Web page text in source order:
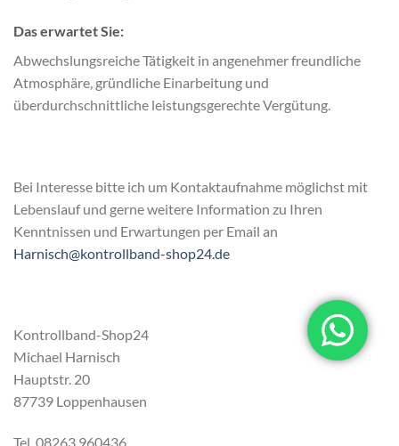
Das erwartet Sie:
Abwechslungsreiche Tätigkeit in angenehmer freundliche
Atmosphäre, gründliche Einarbeitung und
überdurchschnittliche leistungsgerechte Vergütung.
Bei Interesse bitte ich um Kontaktaufnahme möglichst mit
Lebenslauf und gerne weitere Information zu Ihren
Kenntnissen und Erwartungen per Email an
Harnisch@kontrollband-shop24.de
Kontrollband-Shop24
Michael Harnisch
Hauptstr. 20
87739 Loppenhausen
Tel. 08263 960436